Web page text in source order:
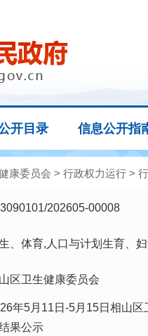
开目录 信息公开指
康委员会 > 行政权力运行 >
202605-00008
、体育,人口与计划生育、
区卫生健康委员会
年5月11日-5月15日相山区
果公示